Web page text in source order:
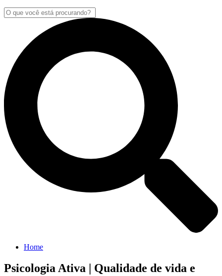
Home
Psicologia Ativa | Qualidade de vida e